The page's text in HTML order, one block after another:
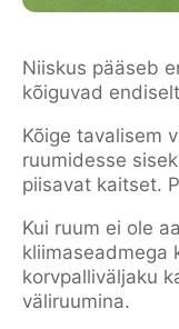
Niiskus pääseb
kõiguvad
Kõige tavalisem
ruumidesse
piisavat kaitset.
Kui ruum ei ole
kliimaseadmega
korvpalliväljaku
väliruumina.